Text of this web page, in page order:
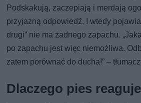
Podskakują, zaczepiają i merdają
przyjazną odpowiedź. I wtedy
drugi” nie ma żadnego zapachu.
po zapachu jest więc niemożliwa.
zatem porównać do ducha!” –
Dlaczego pies